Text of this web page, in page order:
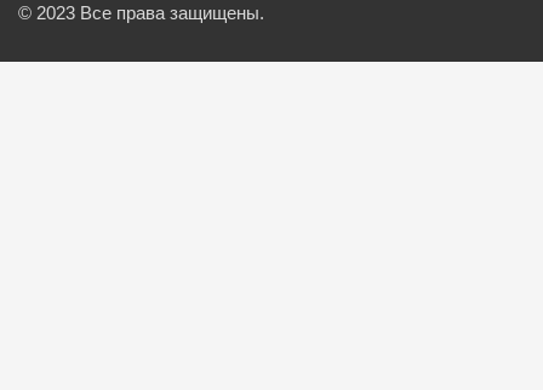
© 2023 Все права защищены.